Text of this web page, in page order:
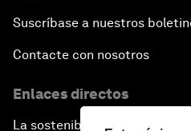
Suscríbase a nuestros
Contacte con nosotros
Enlaces directos
La sostenibilidad en el Foro